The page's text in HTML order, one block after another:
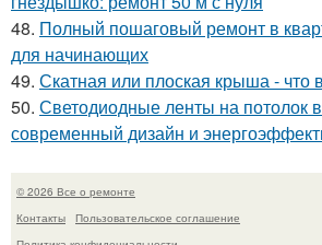
48. Полный пошаговый ремонт в
для начинающих
49. Скатная или плоская крыша - что
50. Светодиодные ленты на потолок
современный дизайн и
© 2026 Все о ремонте
Контакты
Пользовательское соглашение